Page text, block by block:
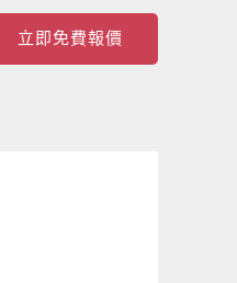
立即免費報價